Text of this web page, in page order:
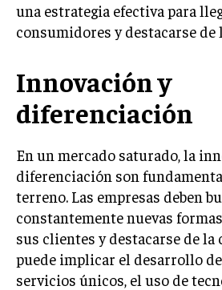
VENTAS Y PERSUASIÓN
GESTIÓN DE PRODUCTOS
COMUNICACIÓN CORPORATIVA
GESTIÓN DE MARCA
ANÁLISIS DE COMPETENCIA
GESTIÓN DE CLIENTES
EMPRENDIMIENTO
INNOVACIÓN EMPRESARIAL
GESTIÓN DEL CAMBIO
una estrategia efectiva para
consumidores y destacarse de
Innovación y
diferenciación
En un mercado saturado, la
diferenciación son
terreno. Las empresas deben
constantemente nuevas
sus clientes y destacarse de la
puede implicar el desarrollo
servicios únicos, el uso de